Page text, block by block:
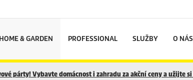
HOME & GARDEN PROFESSIONAL SLUŽBY O NÁS
párty! Vybavte domácnost i zahradu za akční ceny a užijte